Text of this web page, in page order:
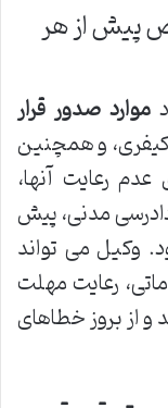
پیش از هر
موارد صدور قرار
کیفری، و همچنین
رعایت آنها،
مدنی، پیش
وکیل می تواند
رعایت مهلت
و از بروز خطاهای